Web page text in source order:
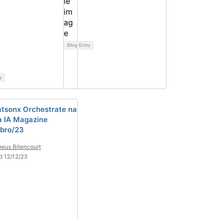
Blog Entry
Orchestrate na
IA Magazine
23
Bitencourt
12/12/23